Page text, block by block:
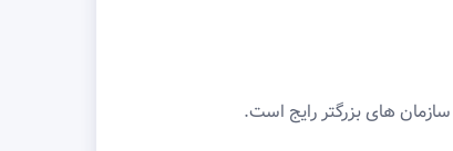
های بزرگتر رایج است.